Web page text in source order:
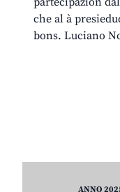
che al à
bons. Luciano
ANNO